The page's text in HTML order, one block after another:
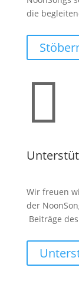
die

Wir freuen
der
Beiträge